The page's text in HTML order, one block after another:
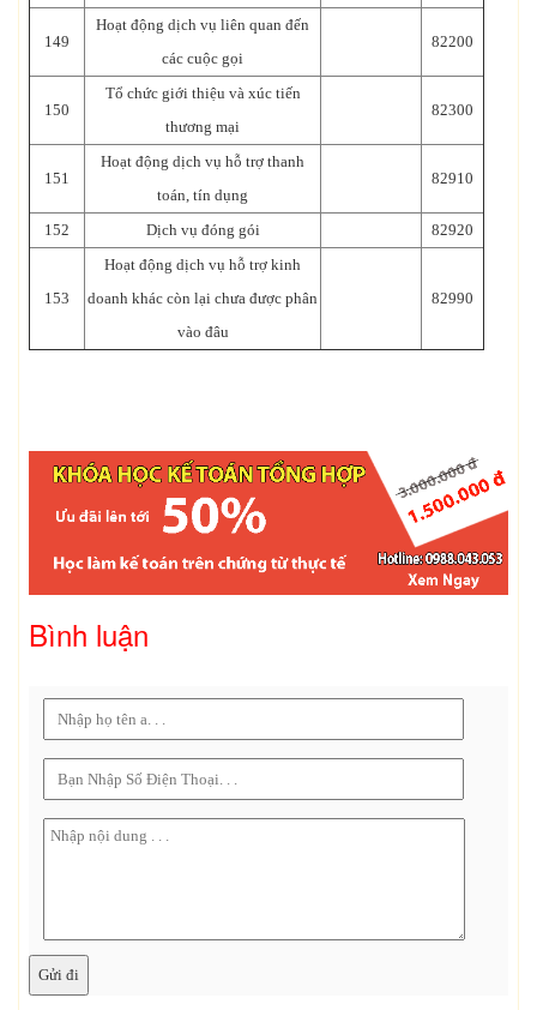
149
Hoạt động dịch vụ liên quan đến
các cuộc gọi
82200
150
Tổ chức giới thiệu và xúc tiến
thương mại
82300
151
Hoạt động dịch vụ hỗ trợ thanh
toán, tín dụng
82910
152 Dịch vụ đóng gói 82920
153
Hoạt động dịch vụ hỗ trợ kinh
doanh khác còn lại chưa được phân
vào đâu
82990
Bình luận